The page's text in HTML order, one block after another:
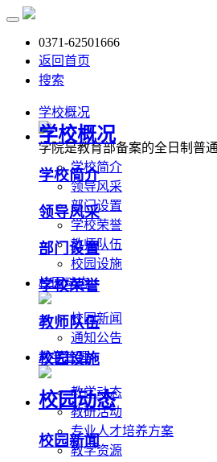
0371-62501666
返回首页
搜索
学校概况
学院是教育部备案的全日制普
学校简介
领导风采
部门设置
学校荣誉
教师队伍
校园设施
校园动态
校园新闻
通知公告
教学管理
教学动态
教研活动
专业人才培养方案
教学资源
学校概况
学校简介
领导风采
部门设置
学校荣誉
教师队伍
校园设施
校园动态
校园新闻